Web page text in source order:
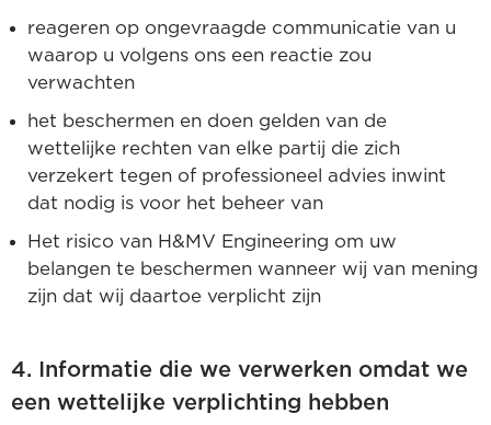
reageren op ongevraagde communicatie van u
waarop u volgens ons een reactie zou
verwachten
het beschermen en doen gelden van de
wettelijke rechten van elke partij die zich
verzekert tegen of professioneel advies inwint
dat nodig is voor het beheer van
Het risico van H&MV Engineering om uw
belangen te beschermen wanneer wij van mening
zijn dat wij daartoe verplicht zijn
4. Informatie die we verwerken omdat we
een wettelijke verplichting hebben